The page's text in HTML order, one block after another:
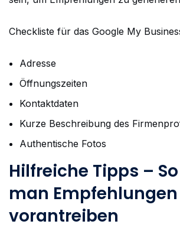
Checkliste für das Google My
Adresse
Öffnungszeiten
Kontaktdaten
Kurze Beschreibung des
Authentische Fotos
Hilfreiche Tipps –
man Empfehlungen
vorantreiben